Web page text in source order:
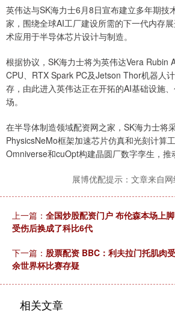
英伟达与SK海力士6月8日宣布建立多年期技
家，围绕全球AI工厂建设所需的下一代内存
术应用于半导体芯片设计与制造。
根据协议，SK海力士将为英伟达Vera Rubin
CPU、RTX Spark PC及Jetson Thor机器人
存，由此进入英伟达正在开拓的AI基础设施
场。
在半导体制造领域配资网之家，SK海力士将
PhysicsNeMo框架加速芯片仿真和光刻计算
Omniverse和cuOpt构建晶圆厂数字孪生，推
展博优配提示：文章来自网
上一篇： 全国炒股配资门户 布伦森本场上
受伤后换成了科比6代
下一篇： 股票配资 BBC：利夫拉门托肌肉
余世界杯比赛存疑
相关文章